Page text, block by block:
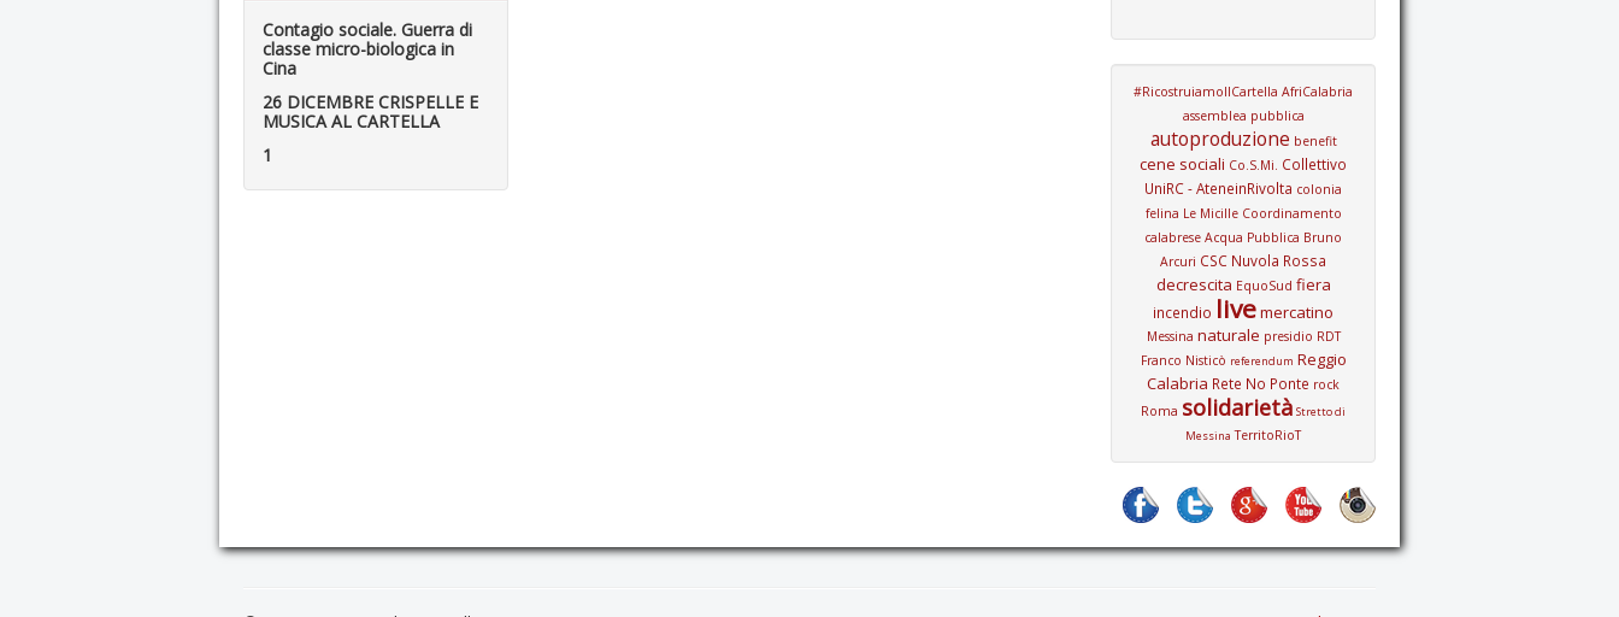
Contagio sociale. Guerra di
classe micro-biologica in
Cina
26 DICEMBRE CRISPELLE E
MUSICA AL CARTELLA
1
#RicostruiamoIlCartella AfriCalabria
assemblea pubblica
autoproduzione benefit
cene sociali Co.S.Mi. Collettivo
UniRC - AteneinRivolta colonia
felina Le Micille Coordinamento
calabrese Acqua Pubblica Bruno
Arcuri CSC Nuvola Rossa
decrescita EquoSud fiera
incendio livemercatino
Messina naturale presidio RDT
Franco Nisticò referendum Reggio
Calabria Rete No Ponte rock
Roma solidarietà Stretto di
Messina TerritoRioT